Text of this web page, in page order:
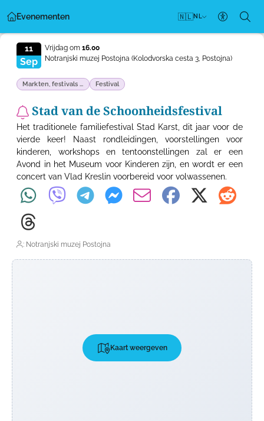
Evenementen 🇳🇱NL
11
Sep
Vrijdag om16.00
Notranjski muzej Postojna(Kolodvorska cesta 3, Postojna)
Markten, festivals ... Festival
Stad van de Schoonheidsfestival
Het traditionele familiefestival Stad Karst, dit jaar voor de
vierde keer! Naast rondleidingen, voorstellingen voor
kinderen, workshops en tentoonstellingen zal er een
Avond in het Museum voor Kinderen zijn, en wordt er een
concert van Vlad Kreslin voorbereid voor volwassenen.
: Notranjski muzej Postojna
Kaart weergeven